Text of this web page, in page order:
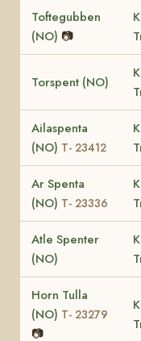
Toftegubben
(NO) 📷
Torspent (NO)
Ailaspenta
(NO) T- 23412
Ar Spenta
(NO) T- 23336
Atle Spenter
(NO)
Horn Tulla
(NO) T- 23279
📷